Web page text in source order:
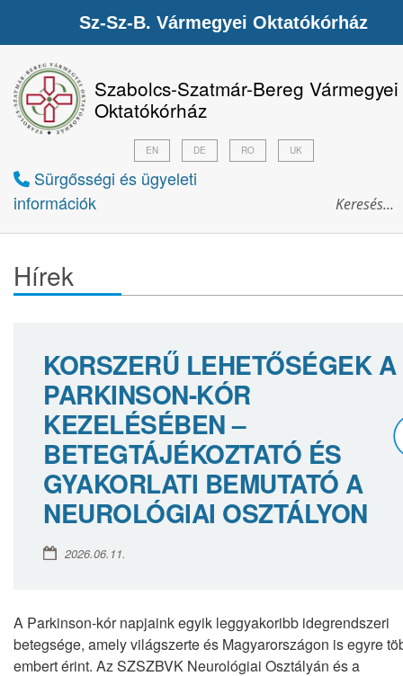
Szabolcs-Szatmár-Bereg Vármegyei
Oktatókórház
Sürgősségi és ügyeleti
információk
EN DE RO UK
Hírek
KORSZERŰ LEHETŐSÉGEK A
PARKINSON-KÓR
KEZELÉSÉBEN –
BETEGTÁJÉKOZTATÓ ÉS
GYAKORLATI BEMUTATÓ A
NEUROLÓGIAI OSZTÁLYON
2026.06.11.
A Parkinson-kór napjaink egyik leggyakoribb idegrendszeri
betegsége, amely világszerte és Magyarországon is egyre
embert érint. Az SZSZBVK Neurológiai Osztályán és a
Sz-Sz-B. Vármegyei Oktatókórház